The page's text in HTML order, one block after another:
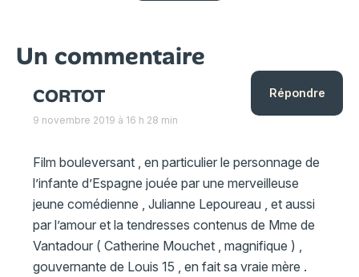
Un commentaire
CORTOT
9 novembre 2019 à 16 h 28 min
Film bouleversant , en particulier le personnage de
l’infante d’Espagne jouée par une merveilleuse
jeune comédienne , Julianne Lepoureau , et aussi
par l’amour et la tendresses contenus de Mme de
Vantadour ( Catherine Mouchet , magnifique ) ,
gouvernante de Louis 15 , en fait sa vraie mère .
Répondre